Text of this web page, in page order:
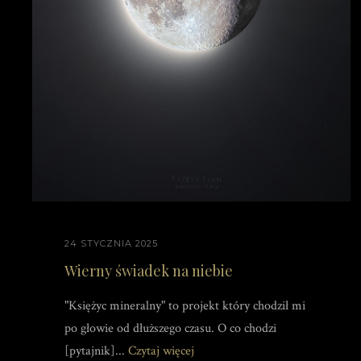
24 STYCZNIA 2025
Wierny świadek na niebie
"Księżyc mineralny" to projekt który chodził mi
po głowie od dłuższego czasu. O co chodzi
[pytajnik]... Czytaj więcej